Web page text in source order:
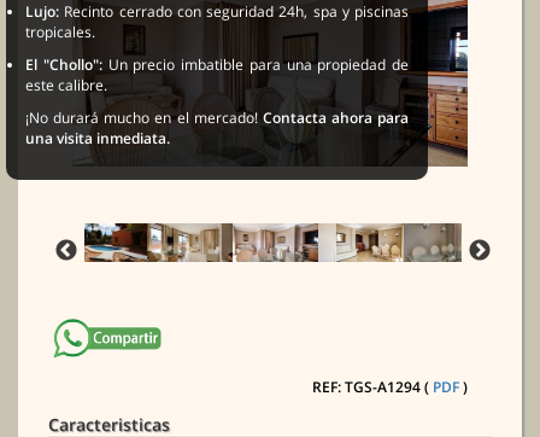
REF: TGS-A1294 ( PDF)
Caracteristicas
Lujo: Recinto cerrado con seguridad 24h, spa y piscinas
tropicales.
El "Chollo":Un precio imbatible para una propiedad de
este calibre.
¡No durará mucho en el mercado! Contacta ahora para
una visita inmediata.